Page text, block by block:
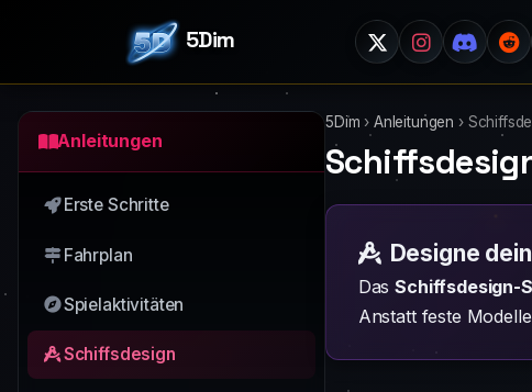
5Dim
Anleitungen
Erste Schritte
Fahrplan
Spielaktivitäten
Schiffsdesign
5Dim › Anleitungen ›
Designe
DasSchiffsdesign-
Anstatt feste